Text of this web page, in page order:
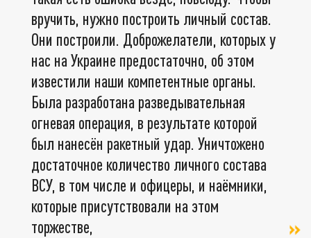
вручить, нужно построить личный состав.
Они построили. Доброжелатели, которых у
нас на Украине предостаточно, об этом
известили наши компетентные органы.
Была разработана разведывательная
огневая операция, в результате которой
был нанесён ракетный удар. Уничтожено
достаточное количество личного состава
ВСУ, в том числе и офицеры, и наёмники,
которые присутствовали на этом
торжестве,